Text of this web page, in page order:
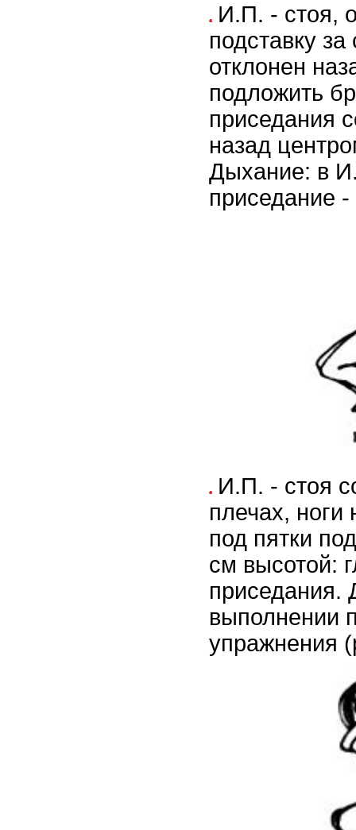
И.П. - стоя,
подставку
отклонен
подложить
приседания
назад
Дыхание: в
приседание
И.П. - стоя
плечах,
под пятки
см высотой:
приседания.
выполнении
упражнения